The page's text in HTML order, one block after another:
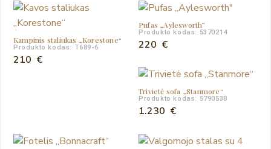
was:
890 €.
is:
699 €.
Kampinis staliukas „Korestone“
Produkto kodas: T689-6
210 €
Pufas „Aylesworth”
Produkto kodas: 5370214
220 €
Trivietė sofa „Stanmore“
Produkto kodas: 5790538
1.230 €